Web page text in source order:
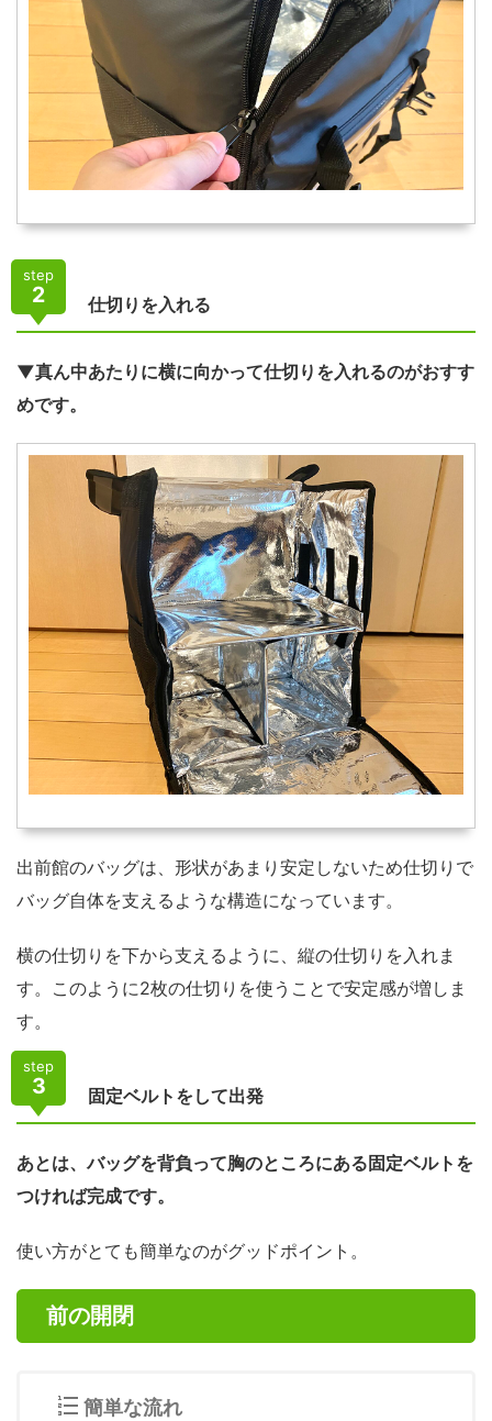
step
2 仕切りを入れる
▼真ん中あたりに横に向かって仕切りを入れるのがおすす
めです。
出前館のバッグは、形状があまり安定しないため仕切りで
バッグ自体を支えるような構造になっています。
横の仕切りを下から支えるように、縦の仕切りを入れま
す。このように2枚の仕切りを使うことで安定感が増しま
す。
step
3 固定ベルトをして出発
あとは、バッグを背負って胸のところにある固定ベルトを
つければ完成です。
使い方がとても簡単なのがグッドポイント。
前の開閉
簡単な流れ